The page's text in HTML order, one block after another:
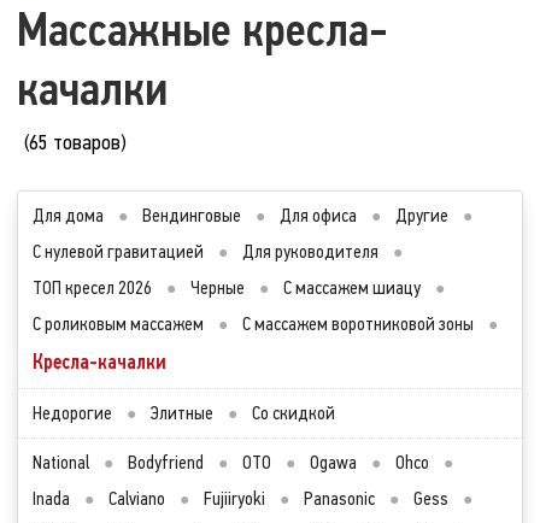
Массажные кресла-
качалки
(65 товаров)
Для дома ● Вендинговые ● Для офиса ● Другие
●
С нулевой гравитацией
● Для руководителя
●
ТОП кресел 2026
● Черные ● С массажем шиацу
●
С роликовым массажем
● С массажем воротниковой зоны ●
Кресла-качалки
Недорогие ● Элитные ● Со скидкой
National ● Bodyfriend ● OTO ● Ogawa ● Ohco
●
Inada
● Calviano ● Fujiiryoki ● Panasonic ● Gess
●